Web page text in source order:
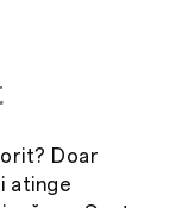
Doar
atinge